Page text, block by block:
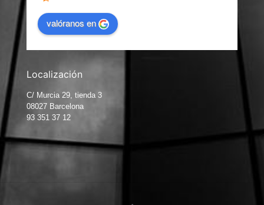
valóranos en
Localización
C/ Murcia 29, tienda 3
08027 Barcelona
93 351 37 12